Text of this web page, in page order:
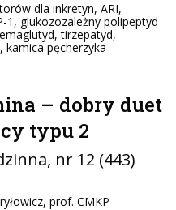
dla inkretyn, ARI,
1, glukozozależny polipeptyd
tirzepatyd,
kamica pęcherzyka
– dobry duet
typu 2
, nr 12 (443)
prof. CMKP